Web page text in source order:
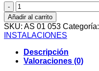
SOPORTES
UNIDAD
EXTERIOR
(
Modelo
colgar
ventana
Añadir al carrito
SKU: AS 01 053 Categoría:
INSTALACIONES
Descripción
Valoraciones (0)